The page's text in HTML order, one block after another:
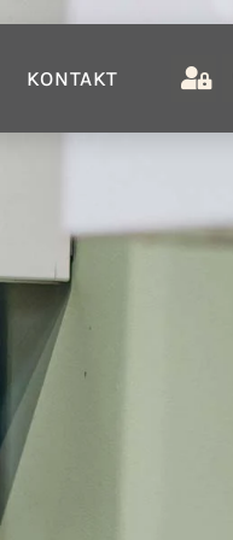
KONTAKT